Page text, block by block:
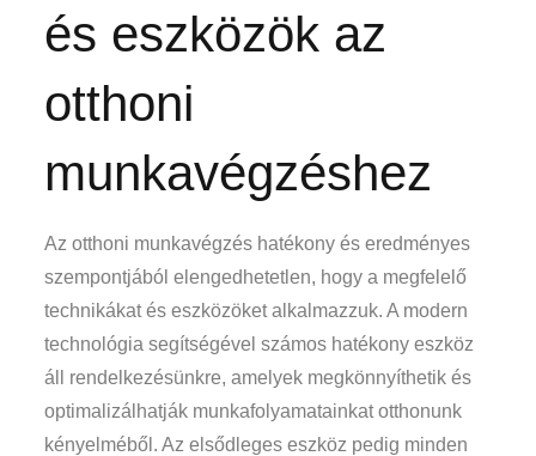
és eszközök az
otthoni
munkavégzéshez
Az otthoni munkavégzés hatékony és eredményes
szempontjából elengedhetetlen, hogy a megfelelő
technikákat és eszközöket alkalmazzuk. A modern
technológia segítségével számos hatékony eszköz
áll rendelkezésünkre, amelyek megkönnyíthetik és
optimalizálhatják munkafolyamatainkat otthonunk
kényelméből. Az elsődleges eszköz pedig minden